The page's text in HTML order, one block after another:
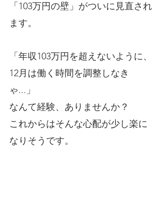
「103万円の壁」がついに見直され
ます。
「年収103万円を超えないように、
12月は働く時間を調整しなき
ゃ...」
なんて経験、ありませんか？
これからはそんな心配が少し楽に
なりそうです。